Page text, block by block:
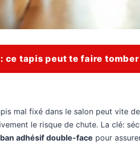
ce tapis peut te faire
mal fixé dans le salon peut vite
le risque de chute. La clé:
adhésif double-face pour